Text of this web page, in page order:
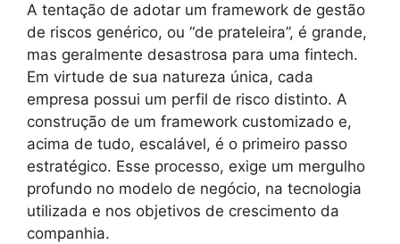
A tentação de adotar um framework de gestão
de riscos genérico, ou “de prateleira”, é grande,
mas geralmente desastrosa para uma fintech.
Em virtude de sua natureza única, cada
empresa possui um perfil de risco distinto. A
construção de um framework customizado e,
acima de tudo, escalável, é o primeiro passo
estratégico. Esse processo, exige um mergulho
profundo no modelo de negócio, na tecnologia
utilizada e nos objetivos de crescimento da
companhia.